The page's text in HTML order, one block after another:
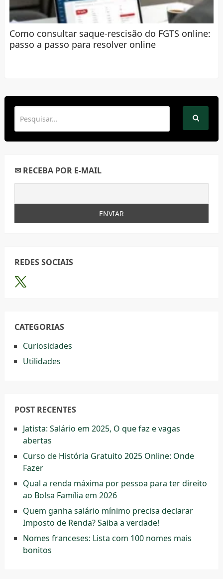
Como consultar saque-rescisão do FGTS online:
passo a passo para resolver online
✉ RECEBA POR E-MAIL
REDES SOCIAIS
CATEGORIAS
Curiosidades
Utilidades
POST RECENTES
Jatista: Salário em 2025, O que faz e vagas
abertas
Curso de História Gratuito 2025 Online: Onde
Fazer
Qual a renda máxima por pessoa para ter direito
ao Bolsa Família em 2026
Quem ganha salário mínimo precisa declarar
Imposto de Renda? Saiba a verdade!
Nomes franceses: Lista com 100 nomes mais
bonitos